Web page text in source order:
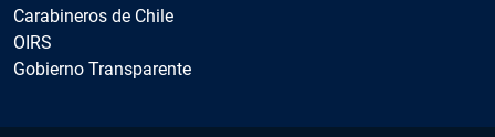
Carabineros de Chile
OIRS
Gobierno Transparente